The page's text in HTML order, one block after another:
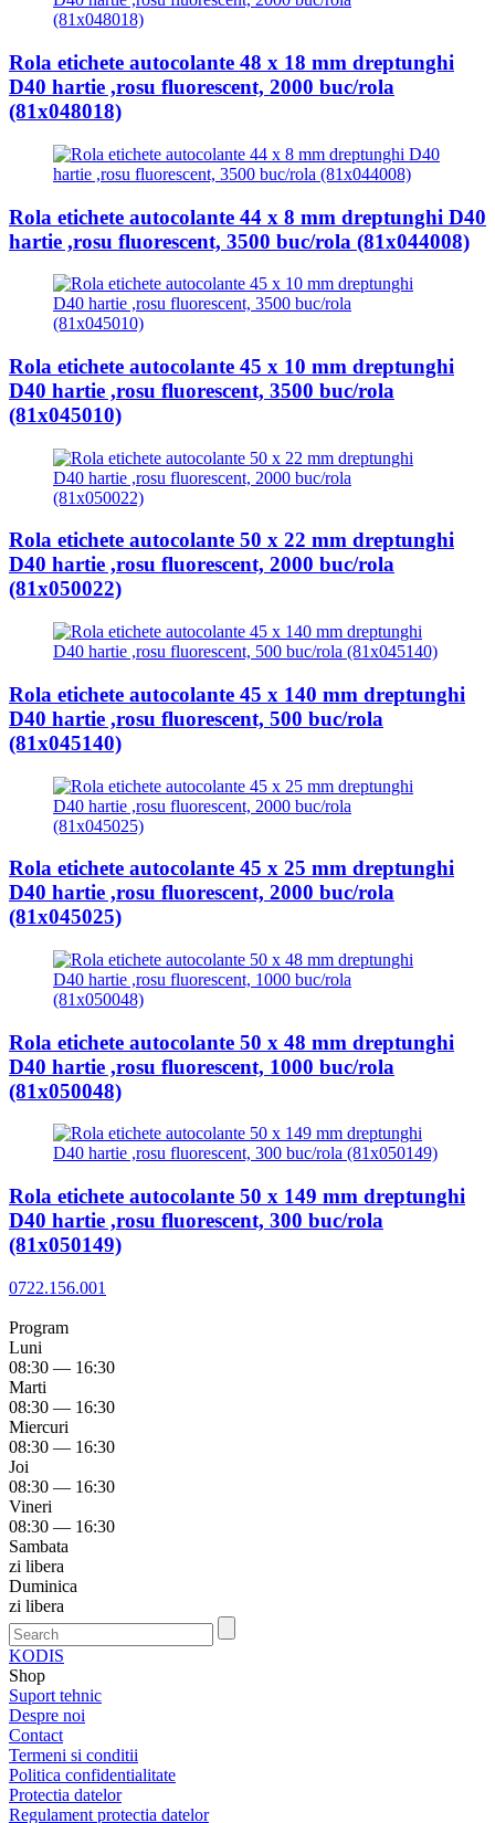
Rola etichete autocolante 48 x 18 mm dreptunghi
D40 hartie ,rosu fluorescent, 2000 buc/rola
(81x048018)
Rola etichete autocolante 44 x 8 mm dreptunghi D40
hartie ,rosu fluorescent, 3500 buc/rola (81x044008)
Rola etichete autocolante 45 x 10 mm dreptunghi
D40 hartie ,rosu fluorescent, 3500 buc/rola
(81x045010)
Rola etichete autocolante 50 x 22 mm dreptunghi
D40 hartie ,rosu fluorescent, 2000 buc/rola
(81x050022)
Rola etichete autocolante 45 x 140 mm dreptunghi
D40 hartie ,rosu fluorescent, 500 buc/rola
(81x045140)
Rola etichete autocolante 45 x 25 mm dreptunghi
D40 hartie ,rosu fluorescent, 2000 buc/rola
(81x045025)
Rola etichete autocolante 50 x 48 mm dreptunghi
D40 hartie ,rosu fluorescent, 1000 buc/rola
(81x050048)
Rola etichete autocolante 50 x 149 mm dreptunghi
D40 hartie ,rosu fluorescent, 300 buc/rola
(81x050149)
0722.156.001
Program
Luni
08:30 — 16:30
Marti
08:30 — 16:30
Miercuri
08:30 — 16:30
Joi
08:30 — 16:30
Vineri
08:30 — 16:30
Sambata
zi libera
Duminica
zi libera
KODIS
Shop
Suport tehnic
Despre noi
Contact
Termeni si conditii
Politica confidentialitate
Protectia datelor
Regulament protectia datelor